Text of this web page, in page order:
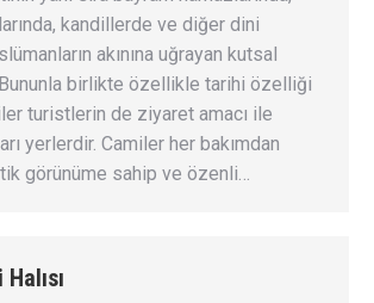
kandillerde ve diğer dini
akınına uğrayan kutsal
Bununla birlikte özellikle tarihi özelliği
turistlerin de ziyaret amacı ile
yerlerdir. Camiler her bakımdan
görünüme sahip ve özenli…